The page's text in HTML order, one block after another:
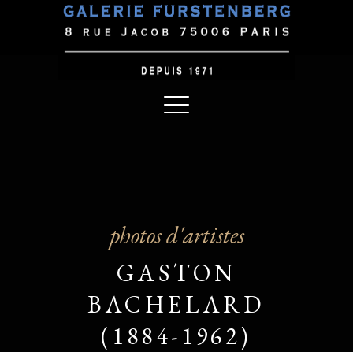
photos d'artistes
GASTON
BACHELARD
(1884-1962)